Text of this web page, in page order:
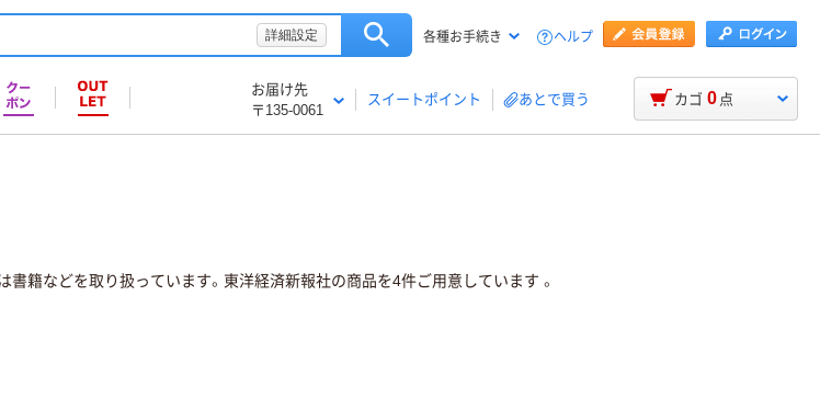
詳細設定 各種お手続き ヘルプ
お届け先
〒135-0061
スイートポイント あとで買う カゴ 0 点
書籍などを取り扱っています。東洋経済新報社の商品を4件ご用意しています 。